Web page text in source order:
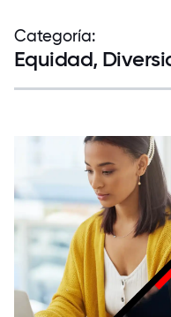
Categoría:
Equidad,